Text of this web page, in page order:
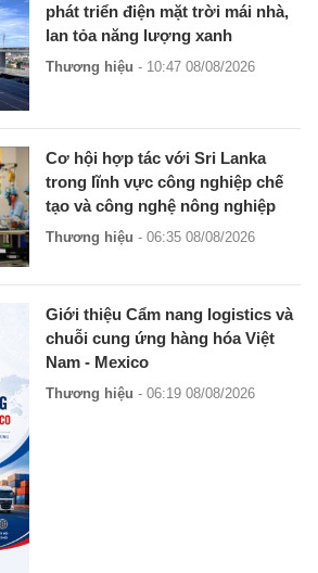
phát triển điện mặt trời mái nhà,
lan tỏa năng lượng xanh
Thương hiệu - 10:47 08/08/2026
Cơ hội hợp tác với Sri Lanka
trong lĩnh vực công nghiệp chế
tạo và công nghệ nông nghiệp
Thương hiệu - 06:35 08/08/2026
Giới thiệu Cẩm nang logistics và
chuỗi cung ứng hàng hóa Việt
Nam - Mexico
Thương hiệu - 06:19 08/08/2026